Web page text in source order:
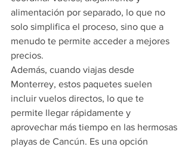
alimentación por separado, lo que no
solo simplifica el proceso, sino que a
menudo te permite acceder a mejores
precios.
Además, cuando viajas desde
Monterrey, estos paquetes suelen
incluir vuelos directos, lo que te
permite llegar rápidamente y
aprovechar más tiempo en las hermosas
playas de Cancún. Es una opción